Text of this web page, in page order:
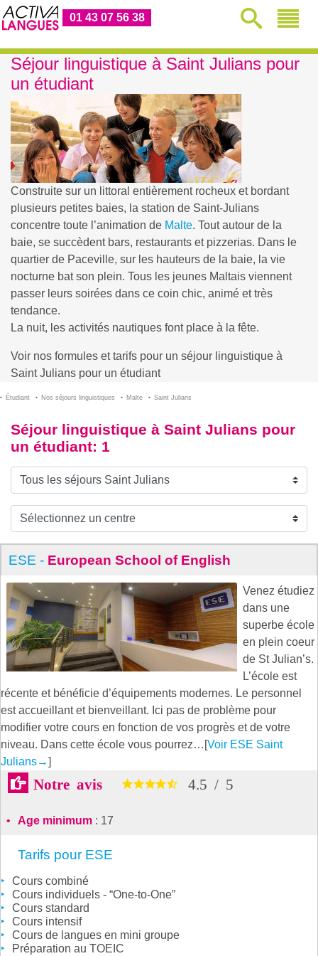
01 43 07 56 38
Séjour linguistique à Saint Julians pour
un étudiant
Construite sur un littoral entièrement rocheux et bordant
plusieurs petites baies, la station de Saint-Julians
concentre toute l’animation de Malte. Tout autour de la
baie, se succèdent bars, restaurants et pizzerias. Dans le
quartier de Paceville, sur les hauteurs de la baie, la vie
nocturne bat son plein. Tous les jeunes Maltais viennent
passer leurs soirées dans ce coin chic, animé et très
tendance.
La nuit, les activités nautiques font place à la fête.
Voir nos formules et tarifs pour un séjour linguistique à
Saint Julians pour un étudiant
Étudiant Nos séjours linguistiques Malte Saint Julians
Séjour linguistique à Saint Julians pour
un étudiant: 1
ESE - European School of English
Venez étudiez
dans une
superbe école
en plein coeur
de St Julian’s.
L’école est
récente et bénéficie d’équipements modernes. Le personnel
est accueillant et bienveillant. Ici pas de problème pour
modifier votre cours en fonction de vos progrès et de votre
niveau. Dans cette école vous pourrez…[Voir ESE Saint
Julians→]
Notre avis 4.5 / 5
Age minimum : 17
Tarifs pour ESE
Cours combiné
Cours individuels - “One-to-One”
Cours standard
Cours intensif
Cours de langues en mini groupe
Préparation au TOEIC